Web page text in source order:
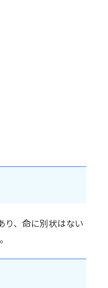
り、命に別状はない